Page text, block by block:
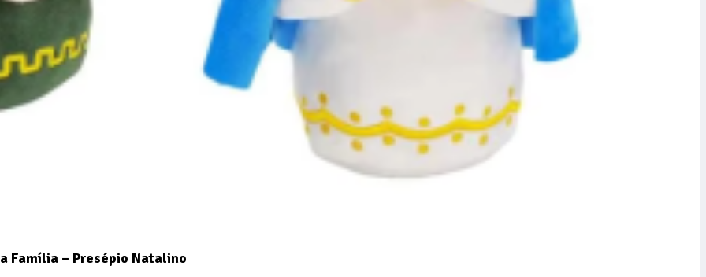
Família – Presépio Natalino